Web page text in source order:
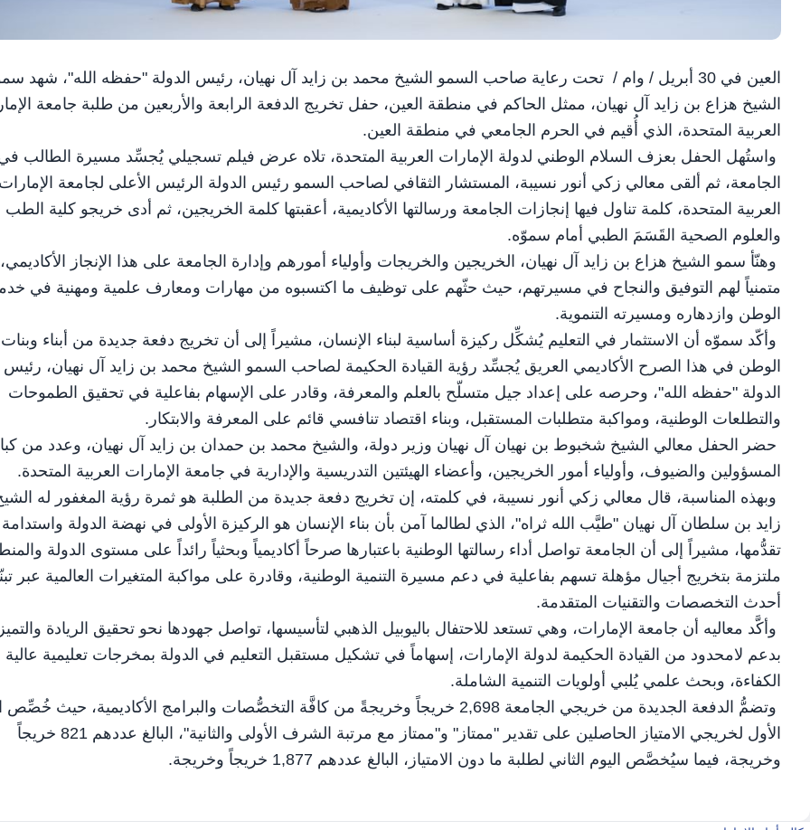
العين في 30 أبريل / وام / تحت رعاية صاحب السمو الشيخ محمد بن زايد آل نهيان، رئيس الدولة "حفظه الله"، شهد
الشيخ هزاع بن زايد آل نهيان، ممثل الحاكم في منطقة العين، حفل تخريج الدفعة الرابعة والأربعين من طلبة جامعة
العربية المتحدة، الذي أُقيم في الحرم الجامعي في منطقة العين.
واستُهل الحفل بعزف السلام الوطني لدولة الإمارات العربية المتحدة، تلاه عرض فيلم تسجيلي يُجسِّد مسيرة الطالب
الجامعة، ثم ألقى معالي زكي أنور نسيبة، المستشار الثقافي لصاحب السمو رئيس الدولة الرئيس الأعلى لجامعة الإمارات
العربية المتحدة، كلمة تناول فيها إنجازات الجامعة ورسالتها الأكاديمية، أعقبتها كلمة الخريجين، ثم أدى خريجو كلية الطب
والعلوم الصحية القَسَمَ الطبي أمام سموّه.
وهنّأ سمو الشيخ هزاع بن زايد آل نهيان، الخريجين والخريجات وأولياء أمورهم وإدارة الجامعة على هذا الإنجاز الأكاديمي،
متمنياً لهم التوفيق والنجاح في مسيرتهم، حيث حثّهم على توظيف ما اكتسبوه من مهارات ومعارف علمية ومهنية في
الوطن وازدهاره ومسيرته التنموية.
وأكّد سموّه أن الاستثمار في التعليم يُشكِّل ركيزة أساسية لبناء الإنسان، مشيراً إلى أن تخريج دفعة جديدة من أبناء وبنات
الوطن في هذا الصرح الأكاديمي العريق يُجسِّد رؤية القيادة الحكيمة لصاحب السمو الشيخ محمد بن زايد آل نهيان، رئيس
الدولة "حفظه الله"، وحرصه على إعداد جيل متسلّح بالعلم والمعرفة، وقادر على الإسهام بفاعلية في تحقيق الطموحات
والتطلعات الوطنية، ومواكبة متطلبات المستقبل، وبناء اقتصاد تنافسي قائم على المعرفة والابتكار.
حضر الحفل معالي الشيخ شخبوط بن نهيان آل نهيان وزير دولة، والشيخ محمد بن حمدان بن زايد آل نهيان، وعدد من
المسؤولين والضيوف، وأولياء أمور الخريجين، وأعضاء الهيئتين التدريسية والإدارية في جامعة الإمارات العربية المتحدة.
وبهذه المناسبة، قال معالي زكي أنور نسيبة، في كلمته، إن تخريج دفعة جديدة من الطلبة هو ثمرة رؤية المغفور له
زايد بن سلطان آل نهيان "طيَّب الله ثراه"، الذي لطالما آمن بأن بناء الإنسان هو الركيزة الأولى في نهضة الدولة واستدامة
تقدُّمها، مشيراً إلى أن الجامعة تواصل أداء رسالتها الوطنية باعتبارها صرحاً أكاديمياً وبحثياً رائداً على مستوى الدولة
ملتزمة بتخريج أجيال مؤهلة تسهم بفاعلية في دعم مسيرة التنمية الوطنية، وقادرة على مواكبة المتغيرات العالمية عبر
أحدث التخصصات والتقنيات المتقدمة.
وأكَّد معاليه أن جامعة الإمارات، وهي تستعد للاحتفال باليوبيل الذهبي لتأسيسها، تواصل جهودها نحو تحقيق الريادة
بدعم لامحدود من القيادة الحكيمة لدولة الإمارات، إسهاماً في تشكيل مستقبل التعليم في الدولة بمخرجات تعليمية عالية
الكفاءة، وبحث علمي يُلبي أولويات التنمية الشاملة.
وتضمُّ الدفعة الجديدة من خريجي الجامعة 2,698 خريجاً وخريجةً من كافَّة التخصُّصات والبرامج الأكاديمية، حيث
الأول لخريجي الامتياز الحاصلين على تقدير "ممتاز" و"ممتاز مع مرتبة الشرف الأولى والثانية"، البالغ عددهم 821 خريجاً
وخريجة، فيما سيُخصَّص اليوم الثاني لطلبة ما دون الامتياز، البالغ عددهم 1,877 خريجاً وخريجة.